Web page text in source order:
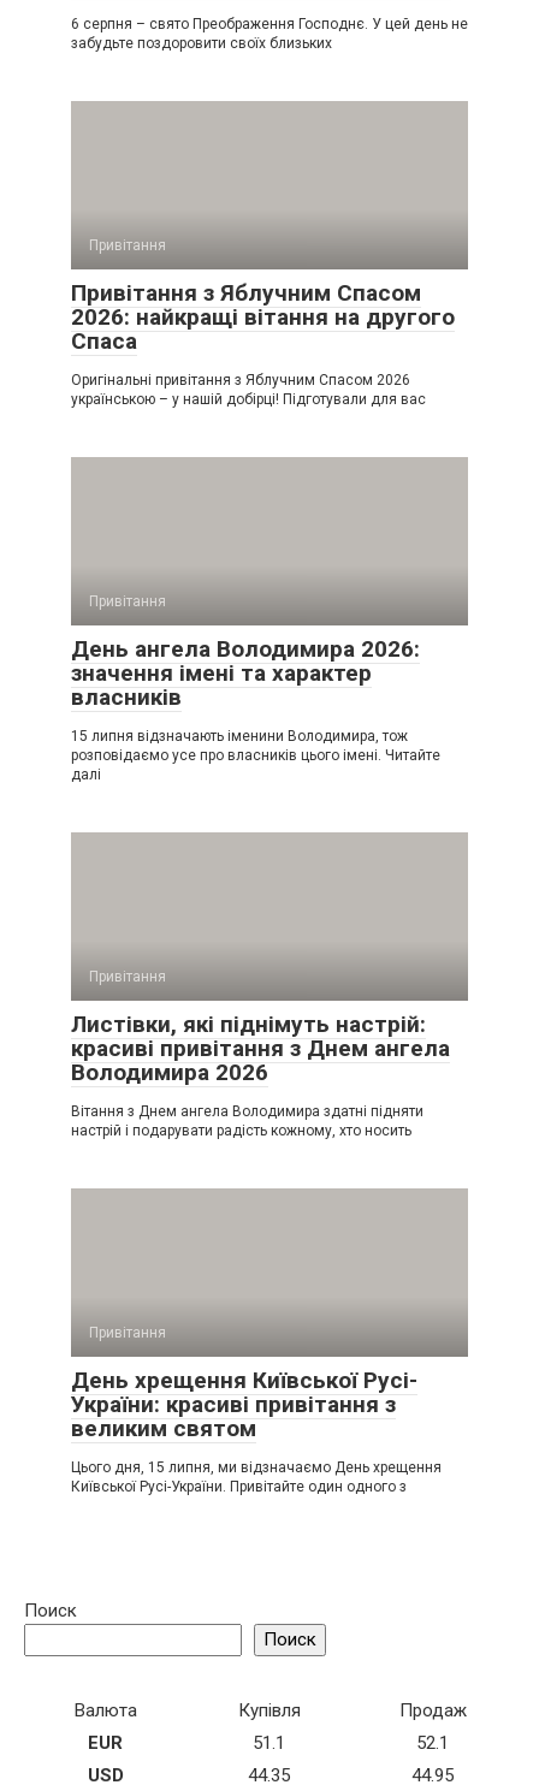
6 серпня – свято Преображення Господнє. У цей день не
забудьте поздоровити своїх близьких
Привітання
Привітання з Яблучним Спасом
2026: найкращі вітання на другого
Спаса
Оригінальні привітання з Яблучним Спасом 2026
українською – у нашій добірці! Підготували для вас
Привітання
День ангела Володимира 2026:
значення імені та характер
власників
15 липня відзначають іменини Володимира, тож
розповідаємо усе про власників цього імені. Читайте
далі
Привітання
Листівки, які піднімуть настрій:
красиві привітання з Днем ангела
Володимира 2026
Вітання з Днем ангела Володимира здатні підняти
настрій і подарувати радість кожному, хто носить
Привітання
День хрещення Київської Русі-
України: красиві привітання з
великим святом
Цього дня, 15 липня, ми відзначаємо День хрещення
Київської Русі-України. Привітайте один одного з
Поиск
Поиск
Валюта Купівля
Продаж
EUR
51.1
52.1
USD
44.35 44.95